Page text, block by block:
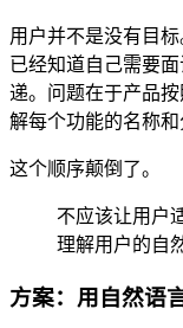
用户并不是没有目
已经知道自己需要
递。问题在于产品
解每个功能的名称和
这个顺序颠倒了。
不应该让用户
理解用户的自
方案：用自然语